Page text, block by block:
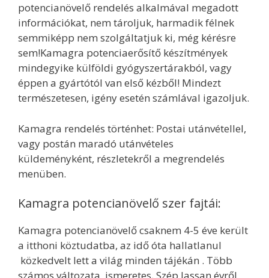
potencianövelő rendelés alkalmával megadott
információkat, nem tároljuk, harmadik félnek
semmiképp nem szolgáltatjuk ki, még kérésre
sem!Kamagra potenciaerősítő készítmények
mindegyike külföldi gyógyszertárakból, vagy
éppen a gyártótól van első kézből! Mindezt
természetesen, igény esetén számlával igazoljuk.
Kamagra rendelés történhet: Postai utánvétellel,
vagy postán maradó utánvételes
küldeményként, részletekről a megrendelés
menüben.
Kamagra potencianövelő szer fajtái:
Kamagra potencianövelő csaknem 4-5 éve került
a itthoni köztudatba, az idő óta hallatlanul
közkedvelt lett a világ minden tájékán . Több